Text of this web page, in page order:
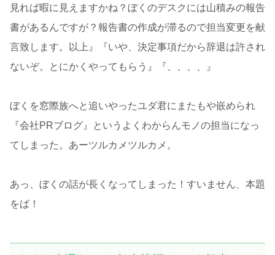
見れば暇に見えますかね？ぼくのデスクには山積みの報告
書があるんですが？報告書の作成が滞るので担当変更を献
言致します。以上』『いや、決定事項だから辞退は許され
ないぞ。とにかくやってもらう』『、、、、』
ぼくを窓際族へと追いやったユダ君にまたもや嵌められ
『会社PRブログ』というよくわからんモノの担当になっ
てしまった。あーツルカメツルカメ。
あっ、ぼくの話が長くなってしまった！すいません、本題
をば！